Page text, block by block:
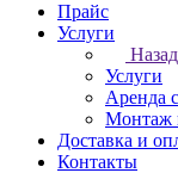
Прайс
Услуги
Назад
Услуги
Аренда
Монтаж
Доставка и
Контакты